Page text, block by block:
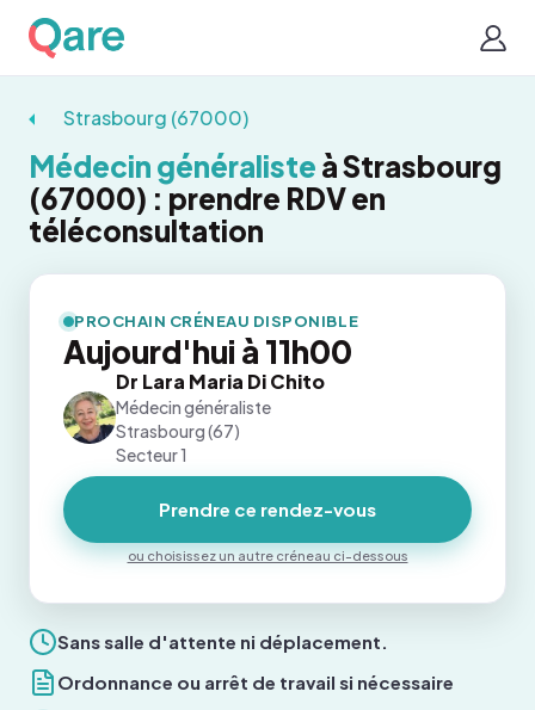
Strasbourg (67000)
Médecin généraliste à Strasbourg
(67000) : prendre RDV en
téléconsultation
Sans salle d'attente ni déplacement.
Ordonnance ou arrêt de travail si nécessaire
PROCHAIN CRÉNEAU DISPONIBLE
Aujourd'hui à 11h00
Dr Lara Maria Di Chito
Médecin généraliste
Strasbourg (67)
Secteur 1
Prendre ce rendez-vous
ou choisissez un autre créneau ci-dessous